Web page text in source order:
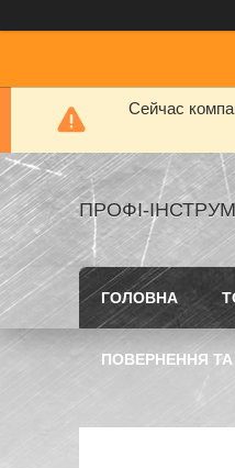
Сейчас
ПРОФІ-
ГОЛОВНА
ПОВЕРНЕННЯ ТА